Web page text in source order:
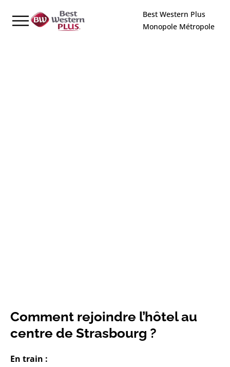
Best Western Plus
Monopole Métropole
Comment rejoindre l’hôtel au
centre de Strasbourg ?
En train :